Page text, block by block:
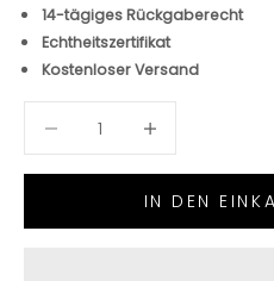
14-tägiges Rückgaberecht
Echtheitszertifikat
Kostenloser Versand
IN DEN